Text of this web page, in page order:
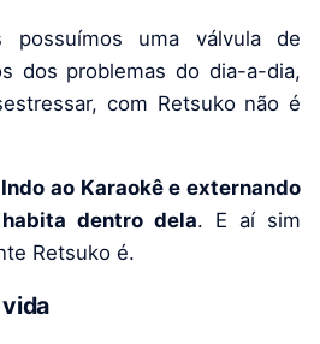
uma válvula de
dos problemas do dia-a-dia,
com Retsuko não é
Indo ao Karaokê e externando
dentro dela. E aí sim
Retsuko é.